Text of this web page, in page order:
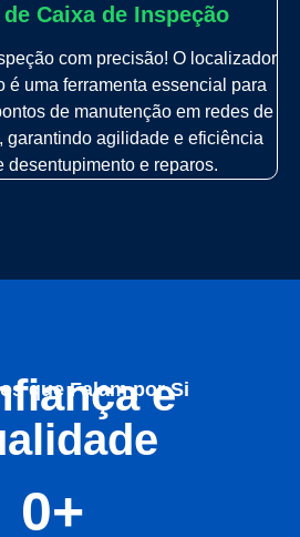
Caixa de Inspeção
com precisão! O localizador
é uma ferramenta essencial para
de manutenção em redes de
garantindo agilidade e eficiência
desentupimento e reparos.
que Falam por Si
e
0+